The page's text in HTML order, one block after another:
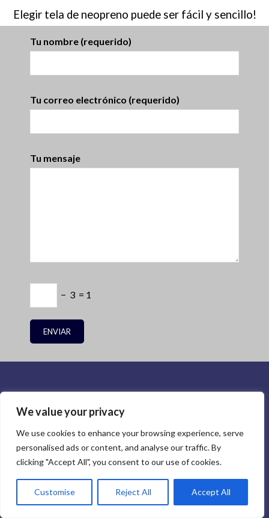
We value your privacy
We use cookies to enhance your browsing experience, serve
personalised ads or content, and analyse our traffic. By
clicking "Accept All", you consent to our use of cookies.
Customise Reject All Accept All
Elegir tela de neopreno puede ser fácil y sencillo!
Tu nombre (requerido)
Tu correo electrónico (requerido)
Tu mensaje
− 3 = 1
Lo que ofrecemos es más que
productos y servicios.. Nuestros
valores fundamentales incluyen: